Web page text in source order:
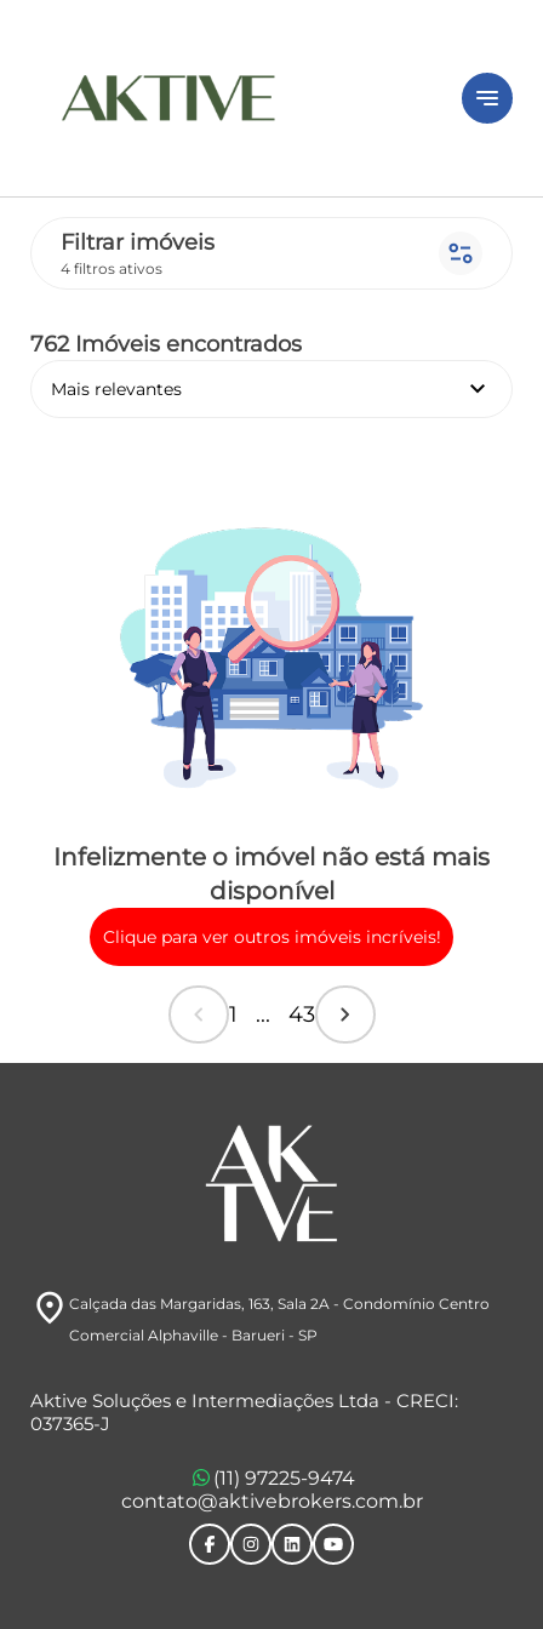
notes
Filtrar imóveis
4 filtros ativos page_info
762 Imóveis encontrados
Mais relevantes keyboard_arrow_down
Infelizmente o imóvel não está mais
disponível
Clique para ver outros imóveis incríveis!
chevron_left 1 ... 43 chevron_right
room Calçada das Margaridas, 163, Sala 2A- Condomínio Centro
Comercial Alphaville- Barueri - SP
Aktive Soluções e Intermediações Ltda - CRECI:
037365-J
(11) 97225-9474
contato@aktivebrokers.com.br